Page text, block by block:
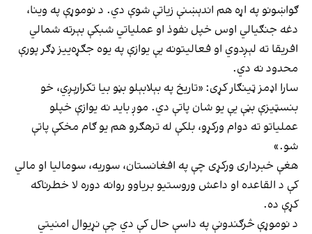
ګواښونو په اړه هم اندېښنې زیاتې شوې دي. د نوموړې په وینا،
دغه جنګیالي اوس خپل نفوذ او عملیاتي شبکې بېرته شمالي
افریقا ته لېږدوي او فعالیتونه یې یوازې په یوه جګړه‌ییز ډګر پورې
محدود نه دي.
سارا اډمز ټینګار کړی: «تاریخ په بېلابېلو بڼو بیا تکرارېږي، خو
بنسټیزې بڼې یې یو شان پاتې دي. موږ باید نه یوازې خپلو
عملیاتو ته دوام ورکړو، بلکې له ترهګرو هم یو ګام مخکې پاتې
شو.»
هغې خبرداری ورکړی چې په افغانستان، سوریه، سومالیا او مالي
کې د القاعده او داعش وروستیو بریاوو روانه دوره لا خطرناکه
کړې ده.
د نوموړې څرګندونې په داسې حال کې دي چې نړیوال امنیتي